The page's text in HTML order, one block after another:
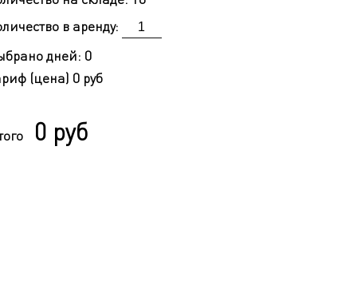
в аренду:
дней: 0
(цена) 0 руб
0 руб